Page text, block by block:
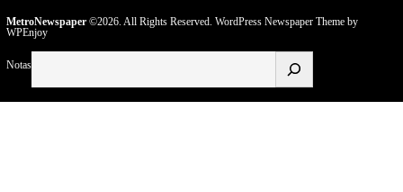
MetroNewspaper©2026. All Rights Reserved. WordPress Newspaper Themeby
WPEnjoy
Notas